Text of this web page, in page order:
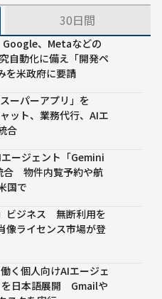
グ。
30日間
、Metaなどの
自動化に備え「開発ペ
を米政府に要請
ーパーアプリ」を
ット、業務代行、AIエ
合
ージェント「Gemini
合 物件内覧予約や航
国で
ビジネス 無断利用を
像ライセンス市場が登
く個人向けAIエージェ
日本語展開 Gmailや